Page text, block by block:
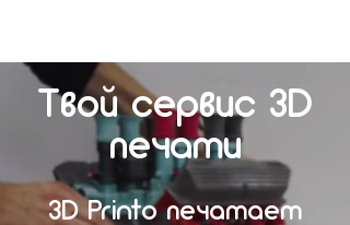
Твой сервис 3D
печати
3D Printo печатает